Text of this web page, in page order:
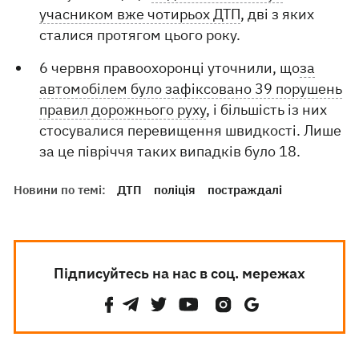
учасником вже чотирьох ДТП, дві з яких
сталися протягом цього року.
6 червня правоохоронці уточнили, щоза
автомобілем було зафіксовано 39 порушень
правил дорожнього руху, і більшість із них
стосувалися перевищення швидкості. Лише
за це півріччя таких випадків було 18.
Новини по темі: ДТП поліція постраждалі
Підписуйтесь на нас в соц. мережах